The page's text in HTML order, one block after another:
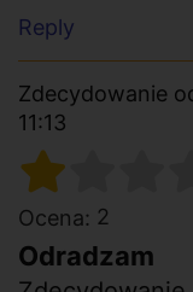
Reply
Zdecydowanie
11:13
Ocena: 2
Odradzam